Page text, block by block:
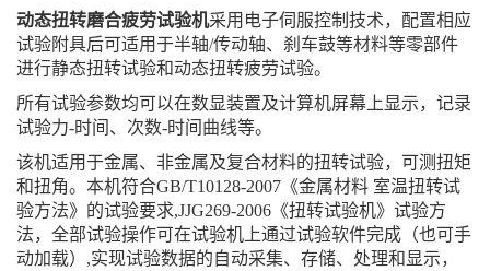
动态扭转磨合疲劳试验机采用电子伺服控制技术，配置相应
试验附具后可适用于半轴/传动轴、刹车鼓等材料等零部件
进行静态扭转试验和动态扭转疲劳试验。
所有试验参数均可以在数显装置及计算机屏幕上显示，记录
试验力-时间、次数-时间曲线等。
该机适用于金属、非金属及复合材料的扭转试验，可测扭矩
和扭角。本机符合GB/T10128-2007《金属材料 室温扭转试
验方法》的试验要求,JJG269-2006《扭转试验机》试验方
法，全部试验操作可在试验机上通过试验软件完成（也可手
动加载）,实现试验数据的自动采集、存储、处理和显示，